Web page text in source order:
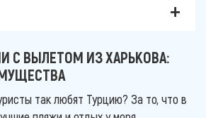
С ВЫЛЕТОМ ИЗ ХАРЬКОВА:
так любят Турцию? За то, что в